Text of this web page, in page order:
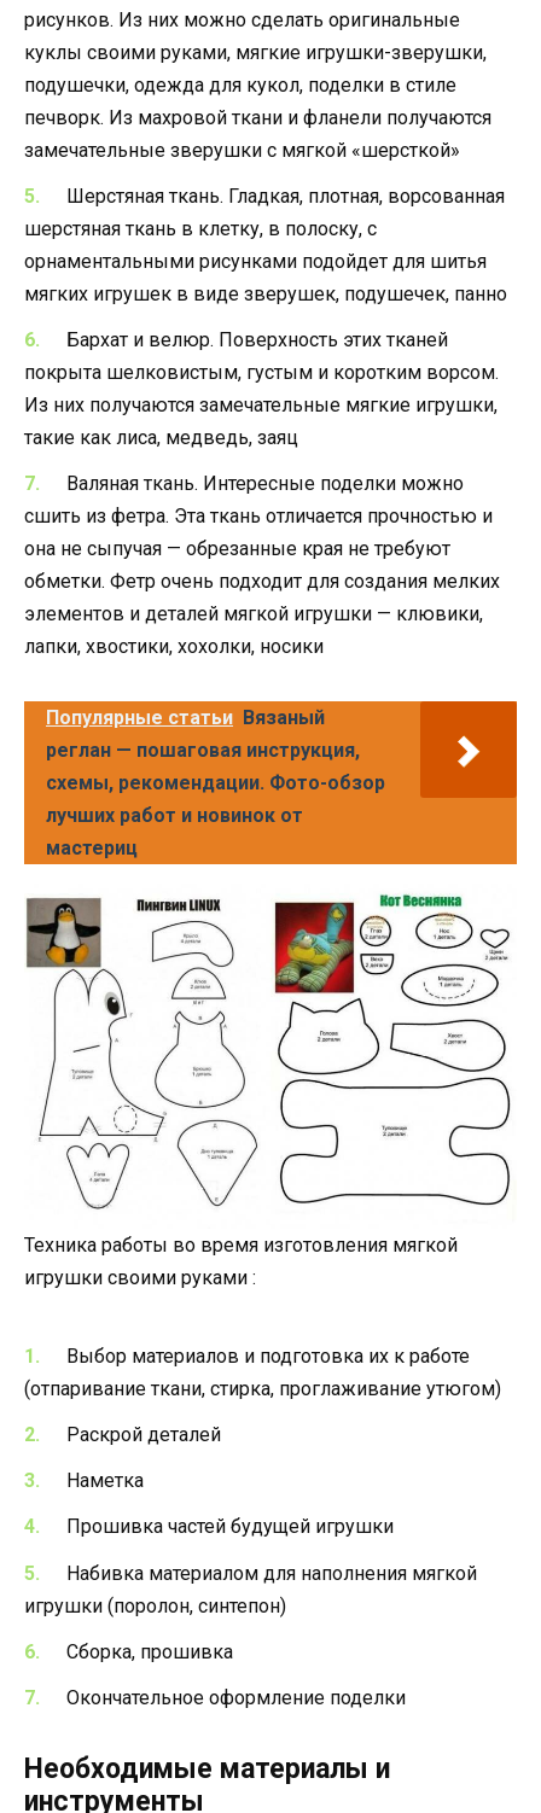
рисунков. Из них можно сделать оригинальные
куклы своими руками, мягкие игрушки-зверушки,
подушечки, одежда для кукол, поделки в стиле
печворк. Из махровой ткани и фланели получаются
замечательные зверушки с мягкой «шерсткой»
Шерстяная ткань. Гладкая, плотная, ворсованная
шерстяная ткань в клетку, в полоску, с
орнаментальными рисунками подойдет для шитья
мягких игрушек в виде зверушек, подушечек, панно
Бархат и велюр. Поверхность этих тканей
покрыта шелковистым, густым и коротким ворсом.
Из них получаются замечательные мягкие игрушки,
такие как лиса, медведь, заяц
Валяная ткань. Интересные поделки можно
сшить из фетра. Эта ткань отличается прочностью и
она не сыпучая — обрезанные края не требуют
обметки. Фетр очень подходит для создания мелких
элементов и деталей мягкой игрушки — клювики,
лапки, хвостики, хохолки, носики
Популярные статьи Вязаный
реглан — пошаговая инструкция,
схемы, рекомендации. Фото-обзор
лучших работ и новинок от
мастериц
Техника работы во время изготовления мягкой
игрушки своими руками :
Выбор материалов и подготовка их к работе
(отпаривание ткани, стирка, проглаживание утюгом)
Раскрой деталей
Наметка
Прошивка частей будущей игрушки
Набивка материалом для наполнения мягкой
игрушки (поролон, синтепон)
Сборка, прошивка
Окончательное оформление поделки
Необходимые материалы и
инструменты